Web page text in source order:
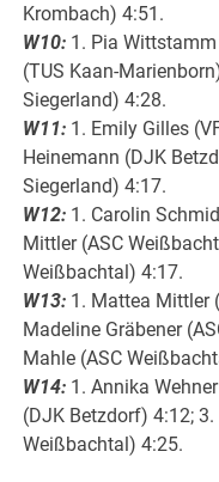
Krombach) 4:51.
W10: 1. Pia
(TUS Kaan-
Siegerland) 4:28.
W11: 1. Emily Gilles
Heinemann (DJK
Siegerland) 4:17.
W12: 1. Carolin
Mittler (ASC
Weißbachtal) 4:17.
W13: 1. Mattea Mittler
Madeline Gräbener
Mahle (ASC
W14: 1. Annika
(DJK Betzdorf) 4:12;
Weißbachtal) 4:25.